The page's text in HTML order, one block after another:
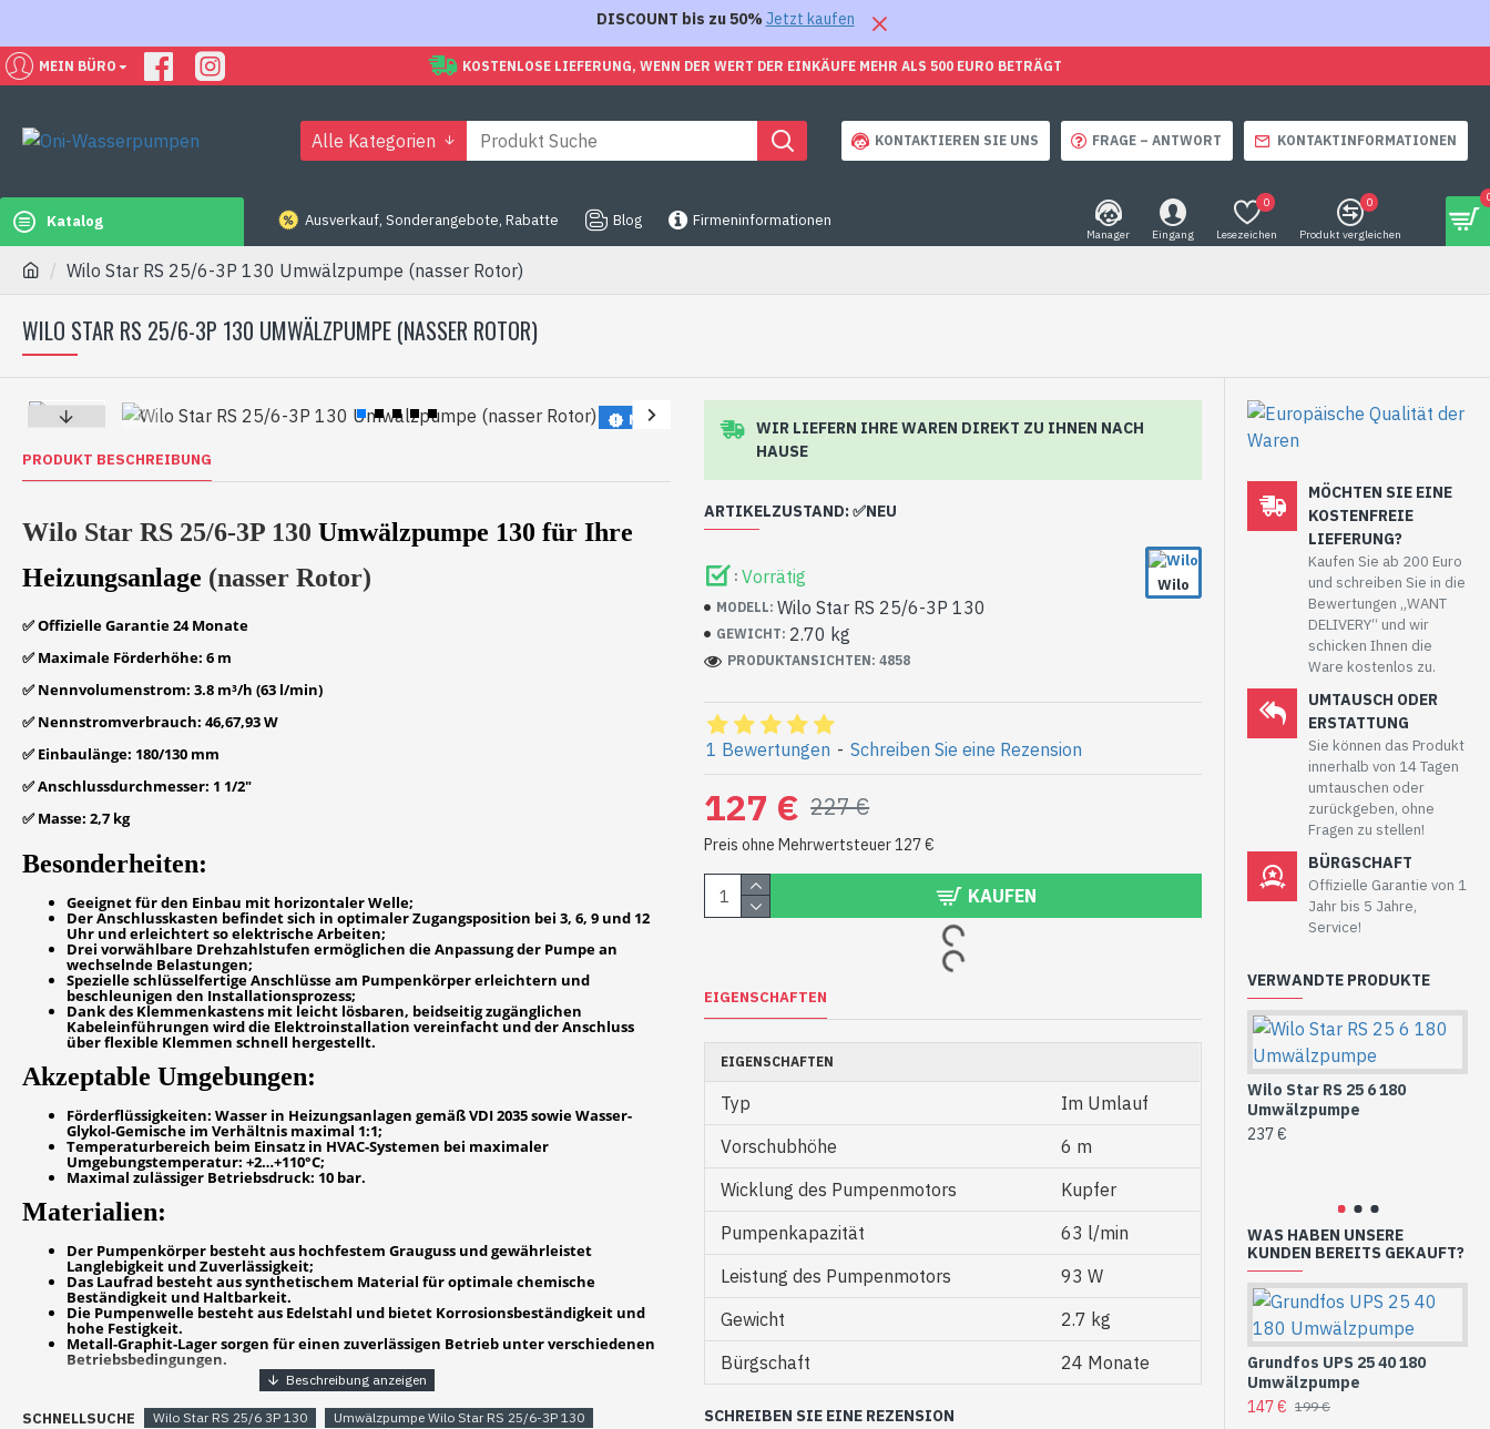
DISCOUNT bis zu 50%Jetzt kaufen
MEIN BÜRO KOSTENLOSE LIEFERUNG, WENN DER WERT DER EINKÄUFE MEHR ALS 500 EURO BETRÄGT
Alle Kategorien KONTAKTIEREN SIE UNS FRAGE – ANTWORT KONTAKTINFORMATIONEN
Katalog Ausverkauf, Sonderangebote, Rabatte Blog Firmeninformationen
Manager Eingang Lesezeichen
0
Produkt vergleichen
0
Wilo Star RS 25/6-3P 130 Umwälzpumpe (nasser Rotor)
WILO STAR RS 25/6-3P 130 UMWÄLZPUMPE (NASSER ROTOR)
NEU
-44 %
PRODUKT BESCHREIBUNG
Wilo Star RS 25/6-3P 130 Umwälzpumpe 130 für Ihre
Heizungsanlage (nasser Rotor)
✅ Offizielle Garantie24 Monate
✅ Maximale Förderhöhe: 6 m
✅ Nennvolumenstrom: 3.8 m³/h (63 l/min)
✅ Nennstromverbrauch: 46,67,93 W
✅ Einbaulänge: 180/130 mm
✅ Anschlussdurchmesser: 1 1/2"
✅ Masse: 2,7 kg
Besonderheiten:
Geeignet für den Einbau mit horizontaler Welle;
Der Anschlusskasten befindet sich in optimaler Zugangsposition bei 3, 6, 9 und 12
Uhr und erleichtert so elektrische Arbeiten;
Drei vorwählbare Drehzahlstufen ermöglichen die Anpassung der Pumpe an
wechselnde Belastungen;
Spezielle schlüsselfertige Anschlüsse am Pumpenkörper erleichtern und
beschleunigen den Installationsprozess;
Dank des Klemmenkastens mit leicht lösbaren, beidseitig zugänglichen
Kabeleinführungen wird die Elektroinstallation vereinfacht und der Anschluss
über flexible Klemmen schnell hergestellt.
Akzeptable Umgebungen:
Förderflüssigkeiten: Wasser in Heizungsanlagen gemäß VDI 2035 sowie Wasser-
Glykol-Gemische im Verhältnis maximal 1:1;
Temperaturbereich beim Einsatz in HVAC-Systemen bei maximaler
Umgebungstemperatur: +2…+110°C;
Maximal zulässiger Betriebsdruck: 10 bar.
Materialien:
Der Pumpenkörper besteht aus hochfestem Grauguss und gewährleistet
Langlebigkeit und Zuverlässigkeit;
Das Laufrad besteht aus synthetischem Material für optimale chemische
Beständigkeit und Haltbarkeit.
Die Pumpenwelle besteht aus Edelstahl und bietet Korrosionsbeständigkeit und
hohe Festigkeit.
Metall-Graphit-Lager sorgen für einen zuverlässigen Betrieb unter verschiedenen
Betriebsbedingungen.
Garantierte Zuverlässigkeit und Effizienz!
SCHNELLSUCHE Wilo Star RS 25/6 3P 130
Umwälzpumpe Wilo Star RS 25/6-3P 130
WIR LIEFERN IHRE WAREN DIREKT ZU IHNEN NACH
HAUSE
ARTIKELZUSTAND: ✅NEU
Die Pumpe kann Lagerspuren (Kratzer) aufweisen, sie wurde
noch nie eingebaut und wurde überhaupt nicht benutzt.
: Vorrätig
MODELL: Wilo Star RS 25/6-3P 130
GEWICHT: 2.70 kg
Wilo
PRODUKTANSICHTEN: 4858
1 Bewertungen - Schreiben Sie eine Rezension
127 € 227 €
Preis ohne Mehrwertsteuer 127 €
KAUFEN
EIGENSCHAFTEN
EIGENSCHAFTEN
Typ
Im Umlauf
Vorschubhöhe
6 m
Wicklung des Pumpenmotors
Kupfer
Pumpenkapazität
63 l/min
Leistung des Pumpenmotors
93 W
Gewicht
2.7 kg
Bürgschaft
24 Monate
SCHREIBEN SIE EINE REZENSION
MÖCHTEN SIE EINE
KOSTENFREIE
LIEFERUNG?
Kaufen Sie ab 200 Euro
und schreiben Sie in die
Bewertungen „WANT
DELIVERY“ und wir
schicken Ihnen die
Ware kostenlos zu.
UMTAUSCH ODER
ERSTATTUNG
Sie können das Produkt
innerhalb von 14 Tagen
umtauschen oder
zurückgeben, ohne
Fragen zu stellen!
BÜRGSCHAFT
Offizielle Garantie von 1
Jahr bis 5 Jahre,
Service!
VERWANDTE PRODUKTE
Wilo Star RS 25 6 180
Umwälzpumpe
237 €
WAS HABEN UNSERE
KUNDEN BEREITS GEKAUFT?
Grundfos UPS 25 40 180
Umwälzpumpe
147 € 199 €